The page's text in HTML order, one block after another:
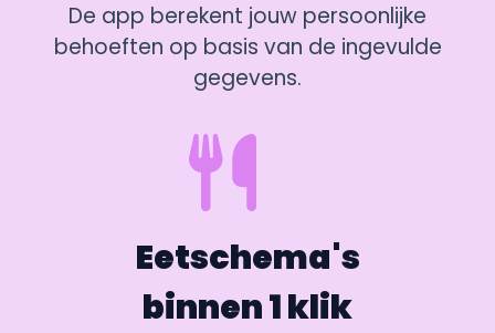
De app berekent jouw persoonlijke
behoeften op basis van de ingevulde
gegevens.
Eetschema's
binnen 1 klik